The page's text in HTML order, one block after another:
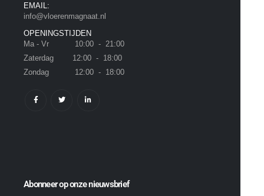
EMAIL:
info@vloerenmagnaat.nl
OPENINGSTIJDEN
Ma - Vr 10:00 - 21:00
Zaterdag 12:00 - 18:00
Zondag 12:00 - 18:00
Abonneer op onze nieuwsbrief